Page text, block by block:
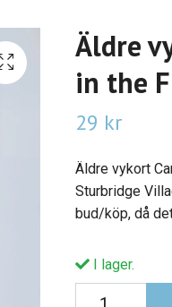
Äldre
in the
29 kr
Äldre vykort
Sturbridge
bud/köp, då
I lager.